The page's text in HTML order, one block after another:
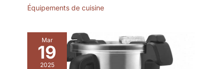
Équipements de cuisine
Mar
19
2025